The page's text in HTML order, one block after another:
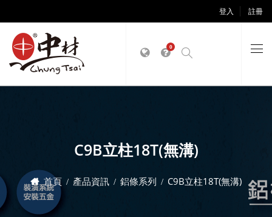
登入 註冊
0
C9B立柱18T(無溝)
首頁 產品資訊 鋁條系列 C9B立柱18T(無溝)